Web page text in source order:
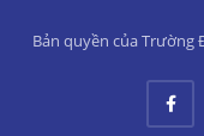
Bản quyền của Trường